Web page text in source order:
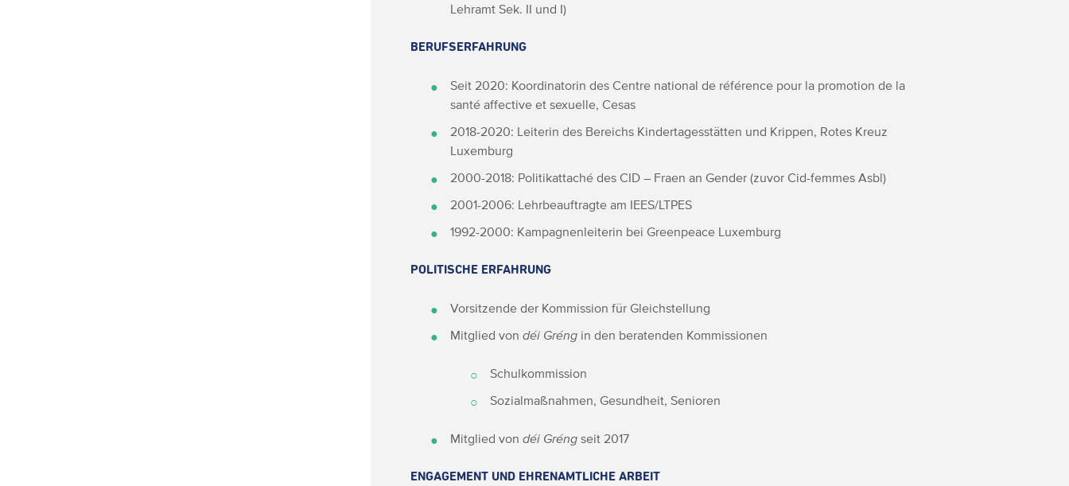
Lehramt Sek. II und I)
BERUFSERFAHRUNG
Seit 2020: Koordinatorin des Centre national de référence pour la promotion de la
santé affective et sexuelle, Cesas
2018-2020: Leiterin des Bereichs Kindertagesstätten und Krippen, Rotes Kreuz
Luxemburg
2000-2018: Politikattaché des CID – Fraen an Gender (zuvor Cid-femmes Asbl)
2001-2006: Lehrbeauftragte am IEES/LTPES
1992-2000: Kampagnenleiterin bei Greenpeace Luxemburg
POLITISCHE ERFAHRUNG
Vorsitzende der Kommission für Gleichstellung
Mitglied vondéi Gréng in den beratenden Kommissionen
Schulkommission
Sozialmaßnahmen, Gesundheit, Senioren
Mitglied vondéi Gréng seit 2017
ENGAGEMENT UND EHRENAMTLICHE ARBEIT